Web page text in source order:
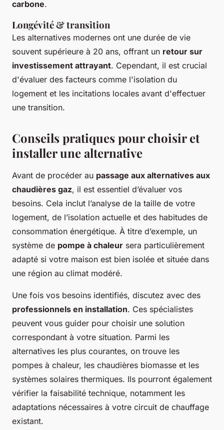
carbone.
Longévité & transition
Les alternatives modernes ont une durée de vie
souvent supérieure à 20 ans, offrant un retour sur
investissement attrayant. Cependant, il est crucial
d'évaluer des facteurs comme l'isolation du
logement et les incitations locales avant d'effectuer
une transition.
Conseils pratiques pour choisir et
installer une alternative
Avant de procéder au passage aux alternatives aux
chaudières gaz, il est essentiel d’évaluer vos
besoins. Cela inclut l’analyse de la taille de votre
logement, de l’isolation actuelle et des habitudes de
consommation énergétique. À titre d’exemple, un
système de pompe à chaleur sera particulièrement
adapté si votre maison est bien isolée et située dans
une région au climat modéré.
Une fois vos besoins identifiés, discutez avec des
professionnels en installation. Ces spécialistes
peuvent vous guider pour choisir une solution
correspondant à votre situation. Parmi les
alternatives les plus courantes, on trouve les
pompes à chaleur, les chaudières biomasse et les
systèmes solaires thermiques. Ils pourront également
vérifier la faisabilité technique, notamment les
adaptations nécessaires à votre circuit de chauffage
existant.